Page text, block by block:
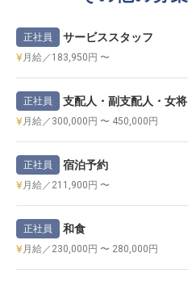
正社員 サービススタッフ
月給／183,950円 〜
正社員 支配人・副支配人・女将
月給／300,000円 〜 450,000円
正社員 宿泊予約
月給／211,900円 〜
正社員 和食
月給／230,000円 〜 280,000円